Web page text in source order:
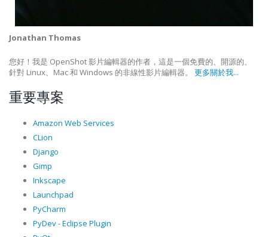
Jonathan Thomas
您好！我是 OpenShot 影片編輯器的作者，這是一個免費的、開源的、
針對 Linux、Mac 和 Windows 的非線性影片編輯器。 更多關於我...
重要專案
Amazon Web Services
CLion
Django
Gimp
Inkscape
Launchpad
PyCharm
PyDev - Eclipse Plugin